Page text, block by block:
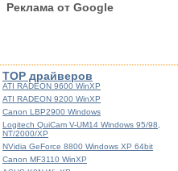
Реклама от Google
TOP драйверов
ATI RADEON 9600 WinXP
ATI RADEON 9200 WinXP
Canon LBP2900 Windows
Logitech QuiCam V-UM14 Windows 95/98,
NT/2000/XP
NVidia GeForce 8800 Windows XP 64bit
Canon MF3110 WinXP